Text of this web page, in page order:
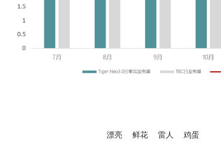
漂亮 鲜花 雷人 鸡蛋